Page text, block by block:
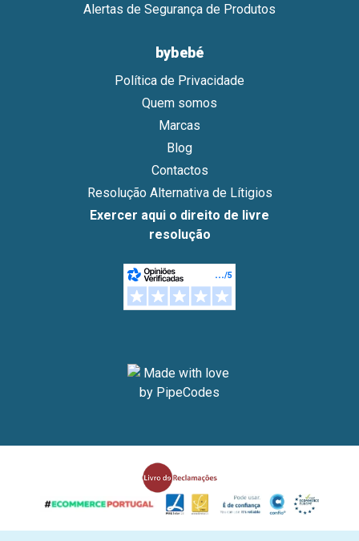
Alertas de Segurança de Produtos
bybebé
Política de Privacidade
Quem somos
Marcas
Blog
Contactos
Resolução Alternativa de Lítigios
Exercer aqui o direito de livre
resolução